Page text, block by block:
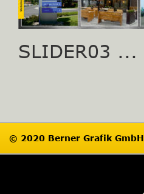
SLIDER03 ...
© 2020 Berner Grafik GmbH